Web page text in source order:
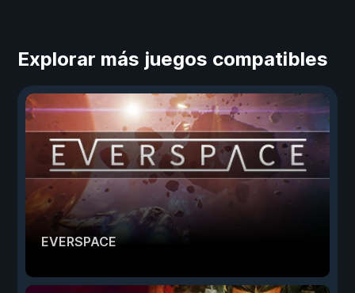
Explorar más juegos compatibles
EVERSPACE